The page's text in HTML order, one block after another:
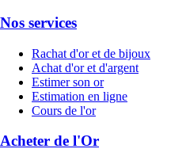
Nos services
Rachat d'or et de bijoux
Achat d'or et d'argent
Estimer son or
Estimation en ligne
Cours de l'or
Acheter de l'Or